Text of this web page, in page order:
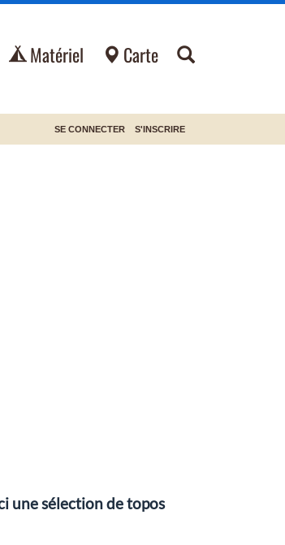
Matériel Carte
SE CONNECTER S'INSCRIRE
une sélection de topos